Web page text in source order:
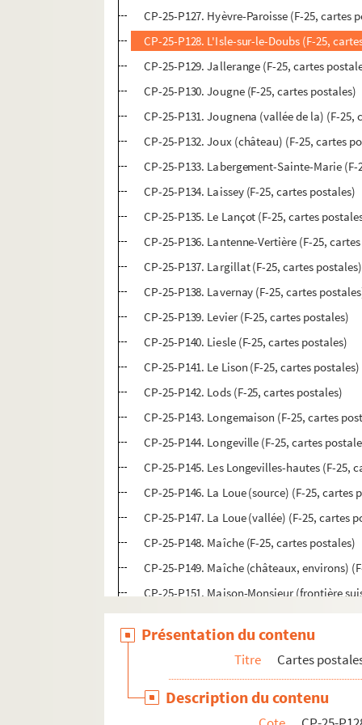
CP-25-P127. Hyèvre-Paroisse (F-25, cartes
CP-25-P128. L'Isle-sur-le-Doubs (F-25,
CP-25-P129. Jallerange (F-25, cartes
CP-25-P130. Jougne (F-25, cartes postales)
CP-25-P131. Jougnena (vallée de la) (F-25,
CP-25-P132. Joux (château) (F-25, cartes
CP-25-P133. Labergement-Sainte-Marie
CP-25-P134. Laissey (F-25, cartes postales)
CP-25-P135. Le Lançot (F-25, cartes
CP-25-P136. Lantenne-Vertière (F-25,
CP-25-P137. Largillat (F-25, cartes postales)
CP-25-P138. Lavernay (F-25, cartes
CP-25-P139. Levier (F-25, cartes postales)
CP-25-P140. Liesle (F-25, cartes postales)
CP-25-P141. Le Lison (F-25, cartes postales)
CP-25-P142. Lods (F-25, cartes postales)
CP-25-P143. Longemaison (F-25, cartes
CP-25-P144. Longeville (F-25, cartes
CP-25-P145. Les Longevilles-hautes (F-25,
CP-25-P146. La Loue (source) (F-25, cartes
CP-25-P147. La Loue (vallée) (F-25, cartes
CP-25-P148. Maîche (F-25, cartes postales)
CP-25-P149. Maîche (châteaux, environs)
CP-25-P151. Maison-Monsieur (frontière
CP-25-P152. Maisons rurales (F-25, cartes
CP-25-P153. Maizières (F-25, cartes
CP-25-P154. Malbuisson (F-25, cartes
CP-25-P155. Mamirolle (F-25, cartes
CP-25-P156. Mancenans et château de
Présentation du contenu
Titre Cartes
Description du contenu